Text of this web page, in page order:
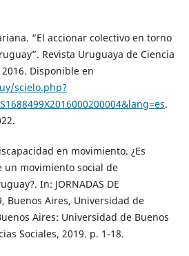
“El accionar colectivo en torno
Revista Uruguaya de Ciencia
Disponible en
scielo.php?
.
en movimiento. ¿Es
un movimiento social de
In: JORNADAS DE
Buenos Aires, Universidad de
Aires: Universidad de Buenos
Sociales, 2019. p. 1-18.